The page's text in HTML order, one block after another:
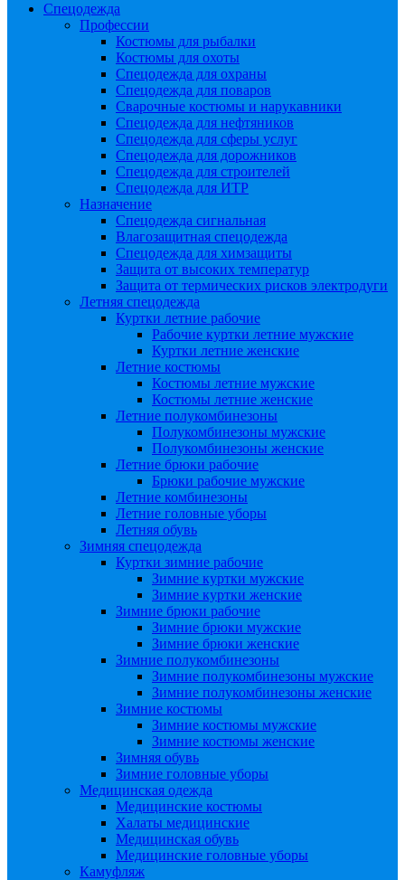
Спецодежда
Профессии
Костюмы для рыбалки
Костюмы для охоты
Спецодежда для охраны
Спецодежда для поваров
Сварочные костюмы и нарукавники
Спецодежда для нефтяников
Спецодежда для сферы услуг
Спецодежда для дорожников
Спецодежда для строителей
Спецодежда для ИТР
Назначение
Спецодежда сигнальная
Влагозащитная спецодежда
Спецодежда для химзащиты
Защита от высоких температур
Защита от термических рисков электродуги
Летняя спецодежда
Куртки летние рабочие
Рабочие куртки летние мужские
Куртки летние женские
Летние костюмы
Костюмы летние мужские
Костюмы летние женские
Летние полукомбинезоны
Полукомбинезоны мужские
Полукомбинезоны женские
Летние брюки рабочие
Брюки рабочие мужские
Летние комбинезоны
Летние головные уборы
Летняя обувь
Зимняя спецодежда
Куртки зимние рабочие
Зимние куртки мужские
Зимние куртки женские
Зимние брюки рабочие
Зимние брюки мужские
Зимние брюки женские
Зимние полукомбинезоны
Зимние полукомбинезоны мужские
Зимние полукомбинезоны женские
Зимние костюмы
Зимние костюмы мужские
Зимние костюмы женские
Зимняя обувь
Зимние головные уборы
Медицинская одежда
Медицинские костюмы
Халаты медицинские
Медицинская обувь
Медицинские головные уборы
Камуфляж